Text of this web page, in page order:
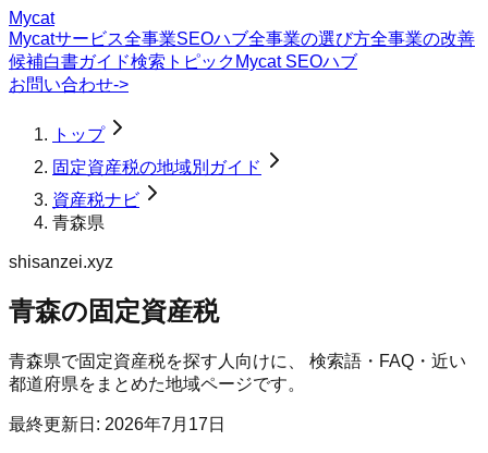
Mycat
Mycatサービス全事業SEOハブ全事業の選び方全事業の改善
候補白書ガイド検索トピック Mycat SEOハブ
お問い合わせ->
トップ
固定資産税の地域別ガイド
資産税ナビ
青森県
shisanzei.xyz
青森の固定資産税
青森県で固定資産税を探す人向けに、 検索語・FAQ・近い
都道府県をまとめた地域ページです。
最終更新日: 2026年7月17日